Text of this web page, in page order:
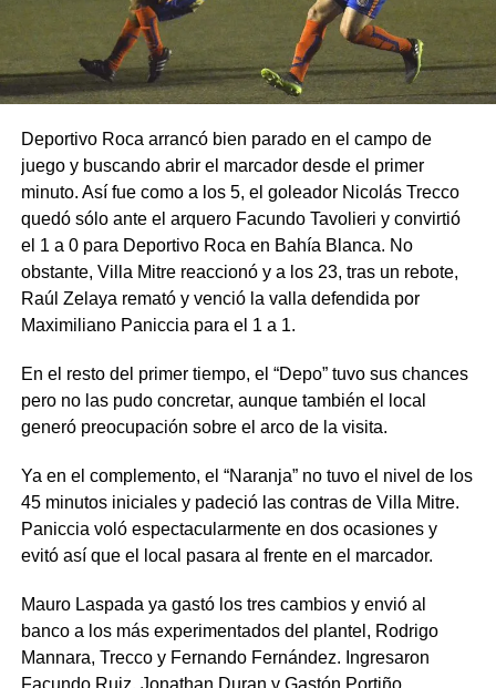
Deportivo Roca arrancó bien parado en el campo de
juego y buscando abrir el marcador desde el primer
minuto. Así fue como a los 5, el goleador Nicolás Trecco
quedó sólo ante el arquero Facundo Tavolieri y convirtió
el 1 a 0 para Deportivo Roca en Bahía Blanca. No
obstante, Villa Mitre reaccionó y a los 23, tras un rebote,
Raúl Zelaya remató y venció la valla defendida por
Maximiliano Paniccia para el 1 a 1.
En el resto del primer tiempo, el “Depo” tuvo sus chances
pero no las pudo concretar, aunque también el local
generó preocupación sobre el arco de la visita.
Ya en el complemento, el “Naranja” no tuvo el nivel de los
45 minutos iniciales y padeció las contras de Villa Mitre.
Paniccia voló espectacularmente en dos ocasiones y
evitó así que el local pasara al frente en el marcador.
Mauro Laspada ya gastó los tres cambios y envió al
banco a los más experimentados del plantel, Rodrigo
Mannara, Trecco y Fernando Fernández. Ingresaron
Facundo Ruiz, Jonathan Duran y Gastón Portiño